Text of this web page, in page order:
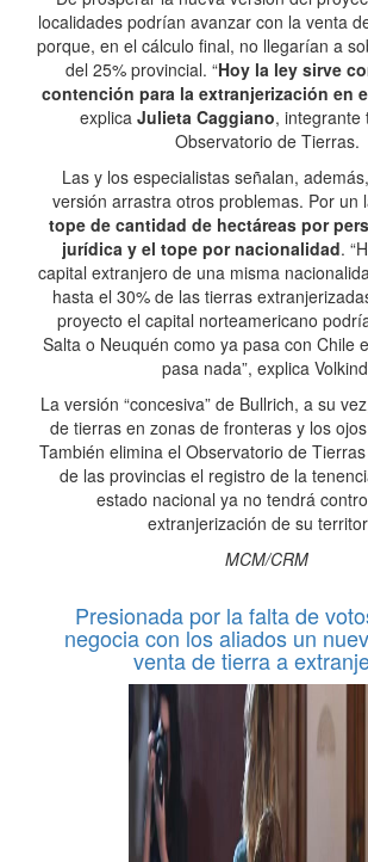
localidades podrían avanzar con la venta
porque, en el cálculo final, no llegarían a
del 25% provincial. “Hoy la ley sirve
contención para la extranjerización en
explica Julieta Caggiano, integrante
Observatorio de Tierras.
Las y los especialistas señalan,
versión arrastra otros problemas. Por un
tope de cantidad de hectáreas por
jurídica y el tope por nacionalidad.
capital extranjero de una misma
hasta el 30% de las tierras
proyecto el capital norteamericano
Salta o Neuquén como ya pasa con Chile
pasa nada”, explica
La versión “concesiva” de Bullrich, a su
de tierras en zonas de fronteras y los
También elimina el Observatorio de
de las provincias el registro de la
estado nacional ya no tendrá
extranjerización de su
MCM/CRM
Presionada por la falta de
negocia con los aliados un
venta de tierra a